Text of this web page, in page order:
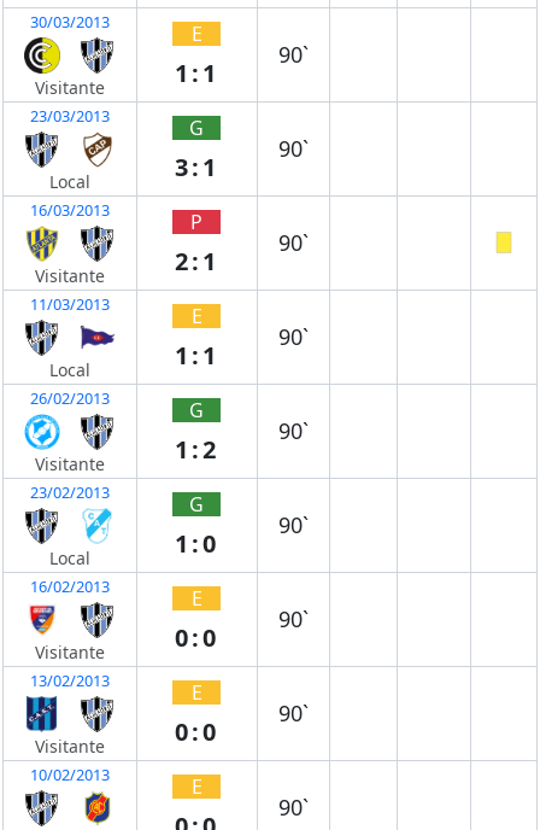
30/03/2013
Visitante
E
1:1
90`
23/03/2013
Local
G
3:1
90`
16/03/2013
Visitante
P
2:1
90`
11/03/2013
Local
E
1:1
90`
26/02/2013
Visitante
G
1:2
90`
23/02/2013
Local
G
1:0
90`
16/02/2013
Visitante
E
0:0
90`
13/02/2013
Visitante
E
0:0
90`
10/02/2013 E
90`